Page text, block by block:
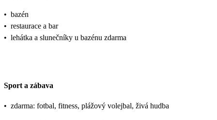
• bazén
• restaurace a bar
• lehátka a slunečníky u bazénu zdarma
Sport a zábava
• zdarma: fotbal, fitness, plážový volejbal, živá hudba